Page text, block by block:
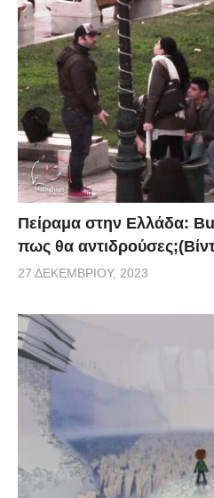
Πείραμα στην Ελλάδα:
πως θα
27 ΔΕΚΕΜΒΡΊΟΥ, 2023